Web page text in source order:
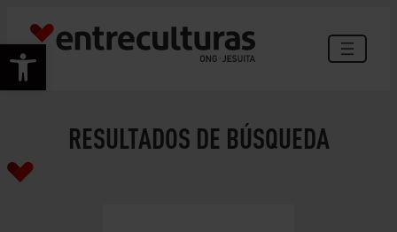
Abrir barra de herramientas
RESULTADOS DE BÚSQUEDA